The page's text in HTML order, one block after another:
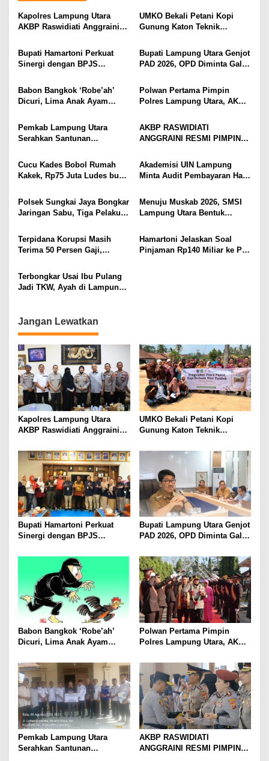
s
p
o
s
Kapolres Lampung Utara
AKBP Raswidiati Anggraini
Tokoh Masyarakat dan Adat
Perkuat Kamtibmas
UMKO Bekali Petani Kopi
Gunung Katon Teknik
Jual Hasil Panen Meningkat
Bupati Hamartoni Perkuat
Sinergi dengan BPJS
Kesehatan Makin Cepat dan
Mudah
Bupati Lampung Utara Genjot
PAD 2026, OPD Diminta Gali
hingga Optimalkan PBB-P2
Babon Bangkok ‘Robe’ah’
Dicuri, Lima Anak Ayam
Gang Jalaba Kotabumi Heboh
Polwan Pertama Pimpin
Polres Lampung Utara, AKBP
Pedang Pora
Pemkab Lampung Utara
Serahkan Santunan
Korban Kebakaran
AKBP RASWIDIATI
ANGGRAINI RESMI PIMPIN
BAWA KOMITMEN PERKUAT
KAMTIBMAS DAN
PELAYANAN PRESISI
Cucu Kades Bobol Rumah
Kakek, Rp75 Juta Ludes buat
Ditembak Polisi
Akademisi UIN Lampung
Minta Audit Pembayaran Hak
Kepastian Hukum Tak Boleh
Berlarut
Polsek Sungkai Jaya Bongkar
Jaringan Sabu, Tiga Pelaku
Menuju Muskab 2026, SMSI
Lampung Utara Bentuk
Kepengurusan
Terpidana Korupsi Masih
Terima 50 Persen Gaji,
Tunggu Keputusan BKN
Hamartoni Jelaskan Soal
Pinjaman Rp140 Miliar ke PT
Terbongkar Usai Ibu Pulang
Jadi TKW, Ayah di Lampung
Tahun, Nyaris Diamuk Massa
Jangan Lewatkan
Kapolres Lampung Utara
AKBP Raswidiati Anggraini
Tokoh Masyarakat dan Adat
Perkuat Kamtibmas
UMKO Bekali Petani Kopi
Gunung Katon Teknik
Jual Hasil Panen Meningkat
Bupati Hamartoni Perkuat
Sinergi dengan BPJS
Kesehatan Makin Cepat dan
Bupati Lampung Utara Genjot
PAD 2026, OPD Diminta Gali
hingga Optimalkan PBB-P2
Babon Bangkok ‘Robe’ah’
Dicuri, Lima Anak Ayam
Gang Jalaba Kotabumi Heboh
Polwan Pertama Pimpin
Polres Lampung Utara, AKBP
Pedang Pora
Pemkab Lampung Utara
Serahkan Santunan
AKBP RASWIDIATI
ANGGRAINI RESMI PIMPIN